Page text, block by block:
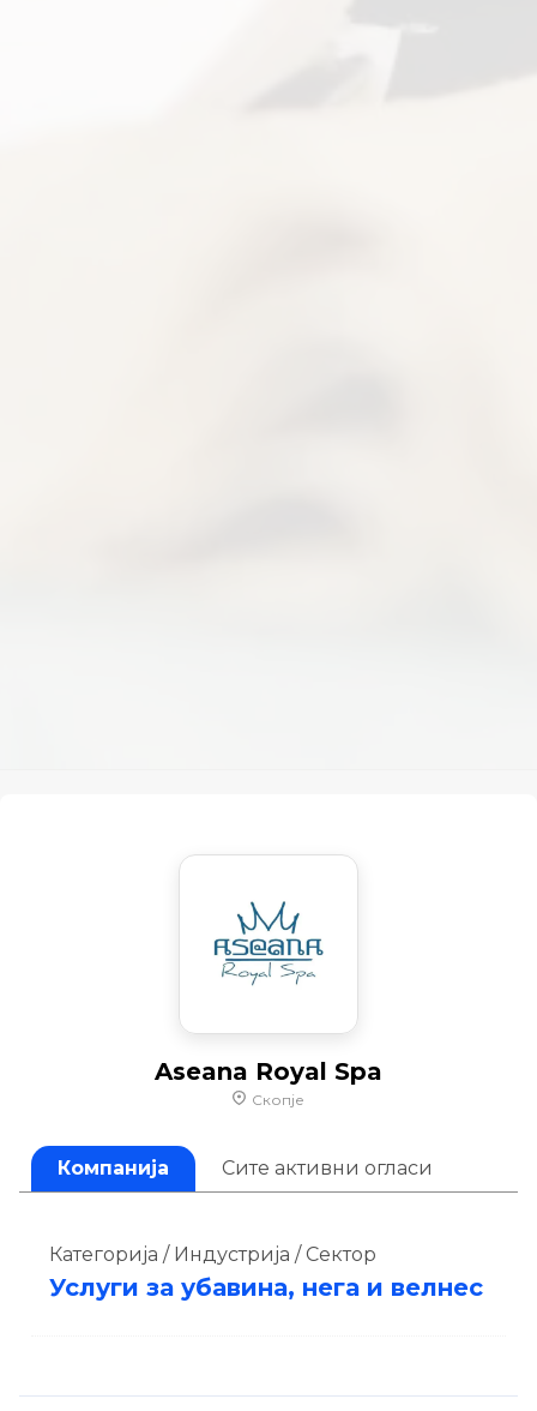
Aseana Royal Spa
Скопје
Компанија Сите активни огласи
Категорија / Индустрија / Сектор
Услуги за убавина, нега и велнес